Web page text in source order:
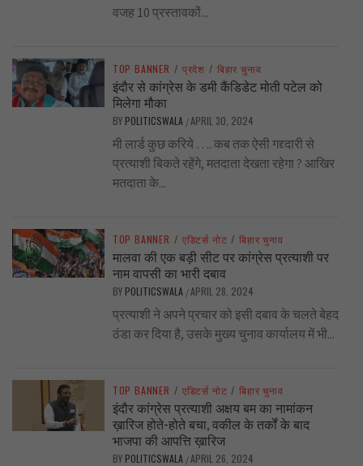
वजह 10 प्रस्तावकों...
TOP BANNER / प्रदेश / बिहार चुनाव
इंदौर से कांग्रेस के डमी कैंडिडेट मोती पटेल को
मिलेगा मौका
BY POLITICSWALA /APRIL 30, 2024
मी लार्ड कुछ करिये …. कब तक ऐसी गद्द्दारी से
प्रत्याशी बिकते रहेंगे, मतदाता देखता रहेगा ? आखिर
मतदाता के...
TOP BANNER / एडिटर्स नोट / बिहार चुनाव
मालवा की एक बड़ी सीट पर कांग्रेस प्रत्याशी पर
नाम वापसी का भारी दबाव
BY POLITICSWALA /APRIL 28, 2024
प्रत्याशी ने अपने प्रचार को इसी दबाव के चलते बेहद
ठंडा कर दिया है, उसके मुख्य चुनाव कार्यालय में भी...
TOP BANNER / एडिटर्स नोट / बिहार चुनाव
इंदौर कांग्रेस प्रत्याशी अक्षय बम का नामांकन
ख़ारिज होते-होते बचा, वकील के तर्कों के बाद
भाजपा की आपत्ति ख़ारिज
BY POLITICSWALA /APRIL 26, 2024